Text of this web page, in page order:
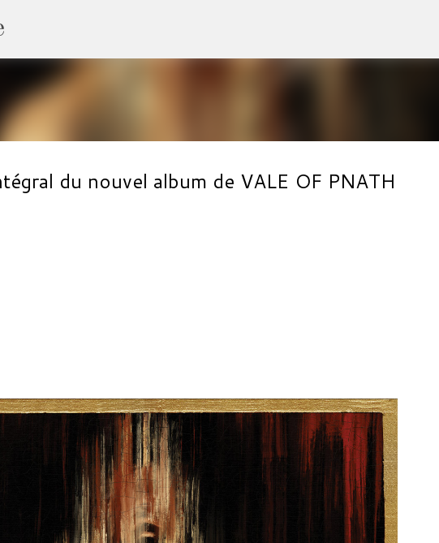
du nouvel album de VALE OF PNATH